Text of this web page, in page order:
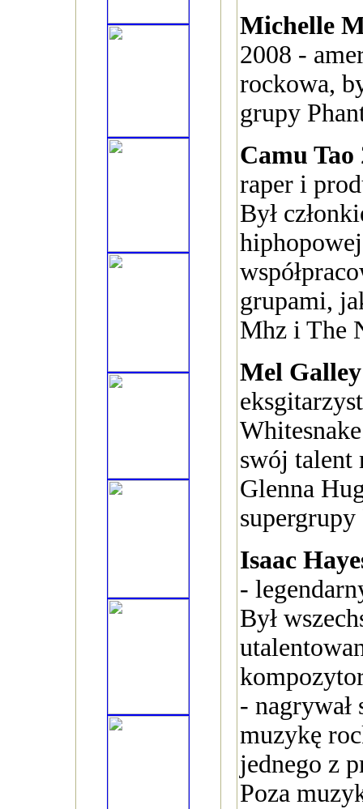
Michelle
2008 -
rockowa,
grupy
Camu Tao
raper i
Był
grupami,
Mhz i The
Mel
swój talent
Glenna
supergrupy
Isaac
-
Był
-
muzykę
jednego z
Poza